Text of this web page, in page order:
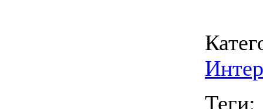
Теги: